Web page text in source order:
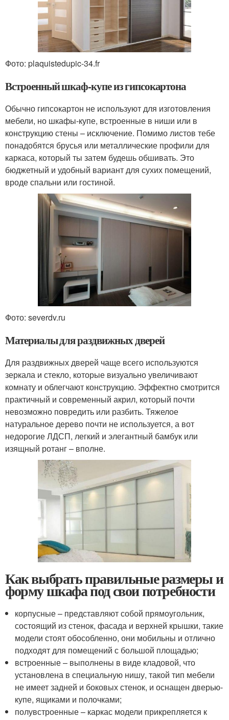
Фото: plaquistedupic-34.fr
Встроенный шкаф-купе из гипсокартона
Обычно гипсокартон не используют для изготовления
мебели, но шкафы-купе, встроенные в ниши или в
конструкцию стены – исключение. Помимо листов тебе
понадобятся брусья или металлические профили для
каркаса, который ты затем будешь обшивать. Это
бюджетный и удобный вариант для сухих помещений,
вроде спальни или гостиной.
Фото: severdv.ru
Материалы для раздвижных дверей
Для раздвижных дверей чаще всего используются
зеркала и стекло, которые визуально увеличивают
комнату и облегчают конструкцию. Эффектно смотрится
практичный и современный акрил, который почти
невозможно повредить или разбить. Тяжелое
натуральное дерево почти не используется, а вот
недорогие ЛДСП, легкий и элегантный бамбук или
изящный ротанг – вполне.
Как выбрать правильные размеры и
форму шкафа под свои потребности
корпусные – представляют собой прямоугольник,
состоящий из стенок, фасада и верхней крышки, такие
модели стоят обособленно, они мобильны и отлично
подходят для помещений с большой площадью;
встроенные – выполнены в виде кладовой, что
установлена в специальную нишу, такой тип мебели
не имеет задней и боковых стенок, и оснащен дверью-
купе, ящиками и полочками;
полувстроенные – каркас модели прикрепляется к